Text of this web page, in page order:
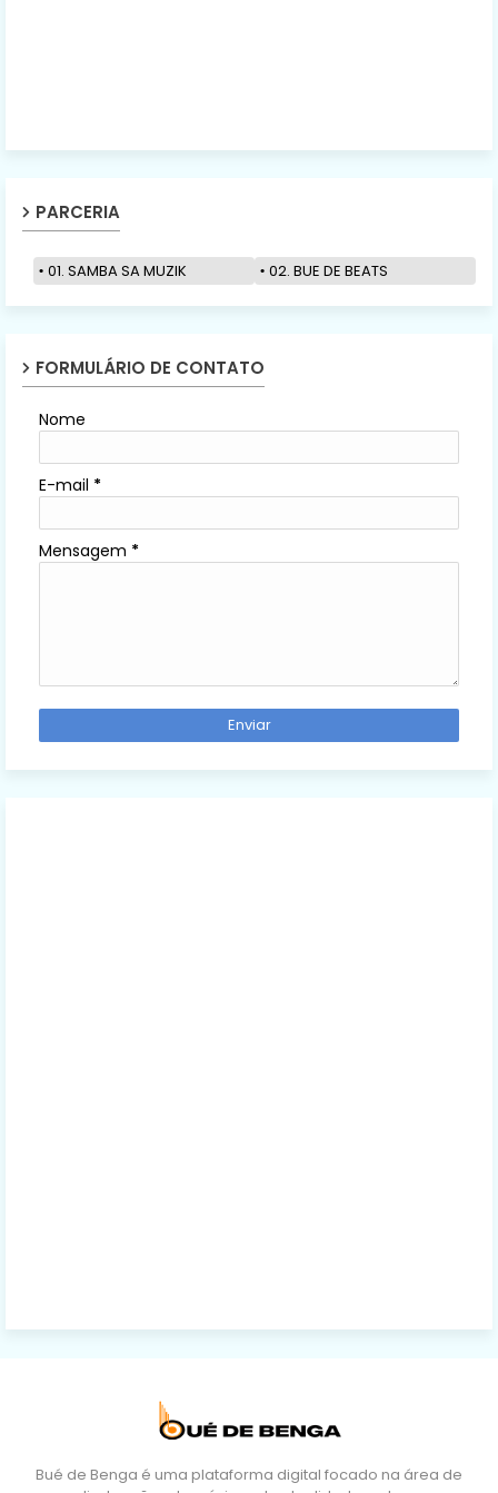
PARCERIA
01. SAMBA SA MUZIK 02. BUE DE BEATS
FORMULÁRIO DE CONTATO
Nome
E-mail *
Mensagem *
Bué de Benga é uma plataforma digital focado na área de